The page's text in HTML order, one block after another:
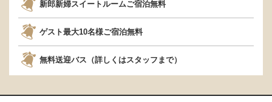
新郎新婦スイートルームご宿泊無料
ゲスト最大10名様ご宿泊無料
無料送迎バス（詳しくはスタッフまで）